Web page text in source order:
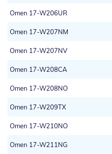
Omen 17-W206UR
Omen 17-W207NM
Omen 17-W207NV
Omen 17-W208CA
Omen 17-W208NO
Omen 17-W209TX
Omen 17-W210NO
Omen 17-W211NG